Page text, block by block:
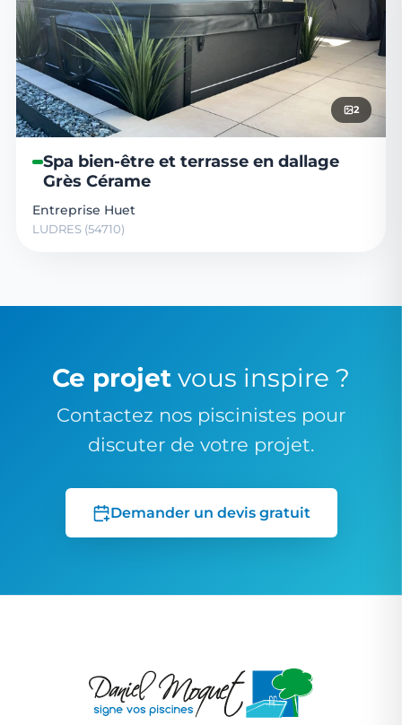
2
Spa bien-être et terrasse en dallage
Grès Cérame
Entreprise Huet
LUDRES (54710)
Ce projet vous inspire ?
Contactez nos piscinistes pour
discuter de votre projet.
Demander un devis gratuit